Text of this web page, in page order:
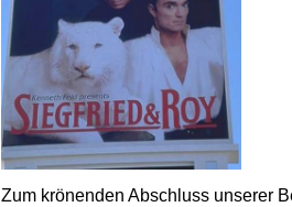
Zum krönenden Abschluss unserer